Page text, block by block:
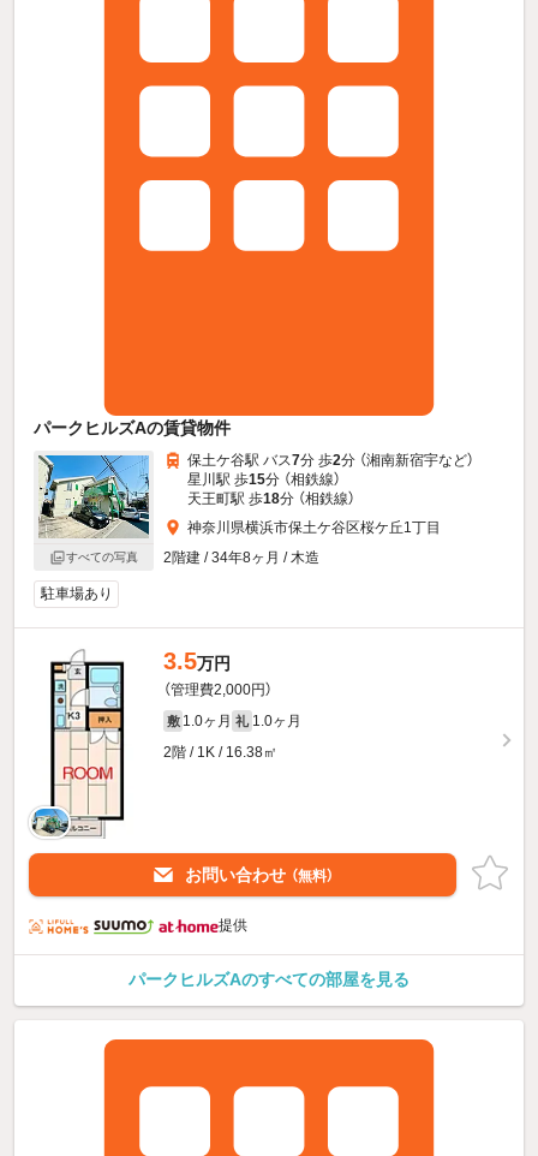
パークヒルズAの賃貸物件
すべての写真
保土ケ谷駅 バス7分 歩2分 （湘南新宿宇など）
星川駅 歩15分 （相鉄線）
天王町駅 歩18分 （相鉄線）
神奈川県横浜市保土ケ谷区桜ケ丘1丁目
2階建 / 34年8ヶ月 / 木造
駐車場あり
3.5万円
（管理費2,000円）
敷 1.0ヶ月 礼 1.0ヶ月
2階 / 1K / 16.38㎡
お問い合わせ （無料）
提供
パークヒルズAのすべての部屋を見る